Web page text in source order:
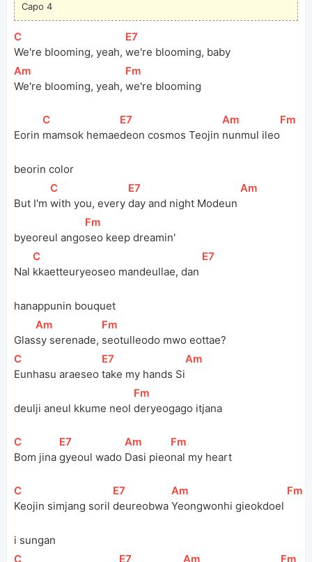
Capo 4
[
C
We're blooming, yeah,
[E7
we're blooming, baby
[
Am
We're blooming, yeah,
[Fm
we're blooming
Eorin
[
C
mamsok hemae
[E7
deon cosmos Teojin
[
Am
nunmul ileo
[Fm
beorin color
But I'm
[
C
with you, every
[E7
day and night Modeun
[
Am
byeoreul ango
[Fm
seo keep dreamin'
Nal
[
C
kkaetteuryeoseo mandeullae, dan
[E7
hanappunin bouquet
Glas
[
Am
sy serenade,
[Fm
seotulleodo mwo eottae?
[
C
Eunhasu araeseo
[E7
take my hands Si
[
Am
deulji aneul kkume neol
[Fm
deryeogago itjana
[
C
Bom jina
[E7
gyeoul wado
[
Am
Dasi pieo
[Fm
nal my heart
[
C
Keojin simjang soril
[E7
deureobwa
[
Am
Yeongwonhi gieokdoel
[Fm
i sungan
[
C [E7 [
Am [Fm